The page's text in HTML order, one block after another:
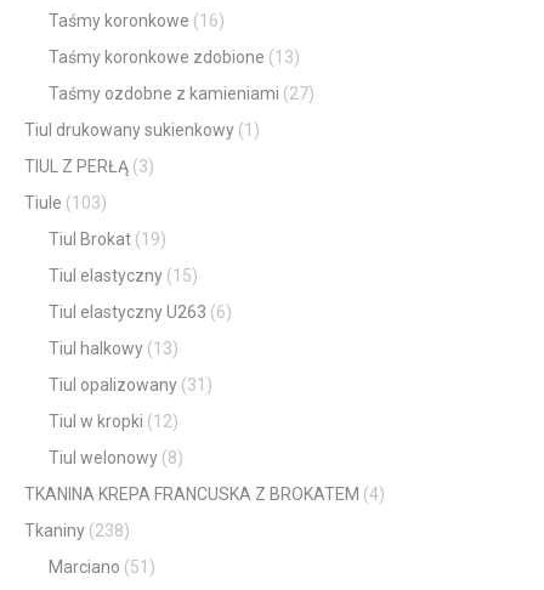
Taśmy koronkowe (16)
Taśmy koronkowe zdobione (13)
Taśmy ozdobne z kamieniami (27)
Tiul drukowany sukienkowy (1)
TIUL Z PERŁĄ (3)
Tiule (103)
Tiul Brokat (19)
Tiul elastyczny (15)
Tiul elastyczny U263 (6)
Tiul halkowy (13)
Tiul opalizowany (31)
Tiul w kropki (12)
Tiul welonowy (8)
TKANINA KREPA FRANCUSKA Z BROKATEM (4)
Tkaniny (238)
Marciano (51)